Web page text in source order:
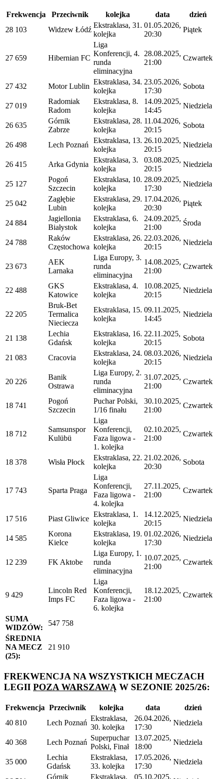
Frekwencja Przeciwnik kolejka data
dzień
28 103
Widzew Łódź
Ekstraklasa, 31.
kolejka
01.05.2026,
20:30
Piątek
27 659 Hibernian FC
Liga
Konferencji, 4.
runda
eliminacyjna
28.08.2025,
21:00
Czwartek
27 432 Motor Lublin
Ekstraklasa, 34.
kolejka
23.05.2026,
17:30
Sobota
27 019
Radomiak
Radom
Ekstraklasa, 8.
kolejka
14.09.2025,
14:45
Niedziela
26 635
Górnik
Zabrze
Ekstraklasa, 28.
kolejka
11.04.2026,
20:15
Sobota
26 498 Lech Poznań
Ekstraklasa, 13.
kolejka
26.10.2025,
20:15
Niedziela
26 415 Arka Gdynia
Ekstraklasa, 3.
kolejka
03.08.2025,
20:15
Niedziela
25 127
Pogoń
Szczecin
Ekstraklasa, 10.
kolejka
28.09.2025,
17:30
Niedziela
25 042
Zagłębie
Lubin
Ekstraklasa, 29.
kolejka
17.04.2026,
20:30
Piątek
24 884
Jagiellonia
Białystok
Ekstraklasa, 6.
kolejka
24.09.2025,
21:00
Środa
24 788
Raków
Częstochowa
Ekstraklasa, 26.
kolejka
22.03.2026,
20:15
Niedziela
23 673
AEK
Larnaka
Liga Europy, 3.
runda
eliminacyjna
14.08.2025,
21:00
Czwartek
22 488
GKS
Katowice
Ekstraklasa, 4.
kolejka
10.08.2025,
20:15
Niedziela
22 205
Bruk-Bet
Termalica
Nieciecza
Ekstraklasa, 15.
kolejka
09.11.2025,
14:45
Niedziela
21 138
Lechia
Gdańsk
Ekstraklasa, 16.
kolejka
22.11.2025,
20:15
Sobota
21 083 Cracovia
Ekstraklasa, 24.
kolejka
08.03.2026,
20:15
Niedziela
20 226
Banik
Ostrawa
Liga Europy, 2.
runda
eliminacyjna
31.07.2025,
21:00
Czwartek
18 741
Pogoń
Szczecin
Puchar Polski,
1/16 finału
30.10.2025,
21:00
Czwartek
18 712
Samsunspor
Kulübü
Liga
Konferencji,
Faza ligowa -
1. kolejka
02.10.2025,
21:00
Czwartek
18 378 Wisła Płock
Ekstraklasa, 22.
kolejka
21.02.2026,
20:30
Sobota
17 743 Sparta Praga
Liga
Konferencji,
Faza ligowa -
4. kolejka
27.11.2025,
21:00
Czwartek
17 516 Piast Gliwice
Ekstraklasa, 1.
kolejka
14.12.2025,
20:15
Niedziela
14 585
Korona
Kielce
Ekstraklasa, 19.
kolejka
01.02.2026,
17:30
Niedziela
12 239 FK Aktobe
Liga Europy, 1.
runda
eliminacyjna
10.07.2025,
21:00
Czwartek
9 429
Lincoln Red
Imps FC
Liga
Konferencji,
Faza ligowa -
6. kolejka
18.12.2025,
21:00
Czwartek
SUMA
WIDZÓW:
547 758
ŚREDNIA
NA MECZ
(25):
21 910
FREKWENCJA NA WSZYSTKICH MECZACH
LEGII POZA WARSZAWĄ W SEZONIE 2025/26:
Frekwencja Przeciwnik kolejka data
dzień
40 810
Lech Poznań
Ekstraklasa,
30. kolejka
26.04.2026,
17:30
Niedziela
40 368 Lech Poznań
Superpuchar
Polski, Finał
13.07.2025,
18:00
Niedziela
35 000
Lechia
Gdańsk
Ekstraklasa,
33. kolejka
17.05.2026,
17:30
Niedziela
Górnik Ekstraklasa, 05.10.2025,